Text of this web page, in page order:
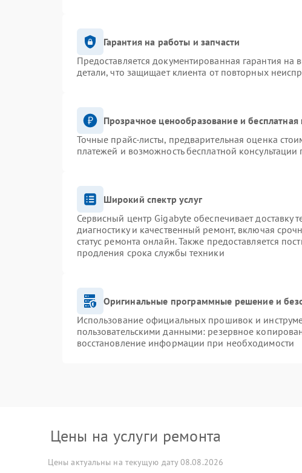
Гарантия на работы и запчасти
Предоставляется документированная гарантия
детали, что защищает клиента от повторных
Прозрачное ценообразование и бесплатная
Точные прайс-листы, предварительная оценка
платежей и возможность бесплатной
Широкий спектр услуг
Сервисный центр Gigabyte обеспечивает доставку
диагностику и качественный ремонт, включая
статус ремонта онлайн. Также предоставляется
продления срока службы техники
Оригинальные программные решение и
Использование официальных прошивок и
пользовательскими данными: резервное
восстановление информации при необходимости
Цены на услуги ремонта
Цены актуальны на текущую дату 08.08.2026